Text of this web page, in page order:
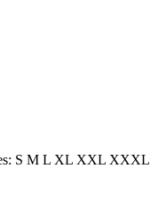
S M L XL XXL XXXL